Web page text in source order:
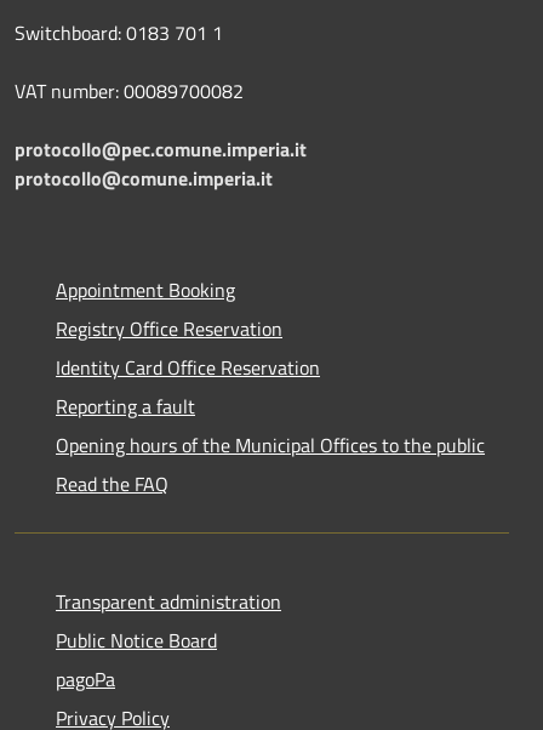
Switchboard: 0183 701 1
VAT number: 00089700082
protocollo@pec.comune.imperia.it
protocollo@comune.imperia.it
Appointment Booking
Registry Office Reservation
Identity Card Office Reservation
Reporting a fault
Opening hours of the Municipal Offices to the public
Read the FAQ
Transparent administration
Public Notice Board
pagoPa
Privacy Policy